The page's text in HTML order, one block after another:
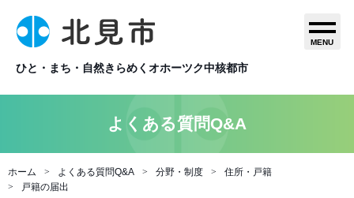
ひと・まち・自然きらめくオホーツク中核都市
MENU
よくある質問Q&A
ホーム よくある質問Q&A 分野・制度
住所・戸籍
戸籍の届出